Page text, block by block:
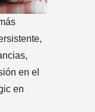
en el
en